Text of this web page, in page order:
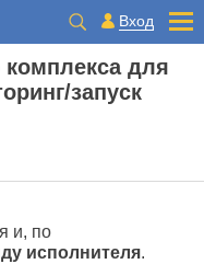
Вход
для
запуск
и, по
исполнителя.